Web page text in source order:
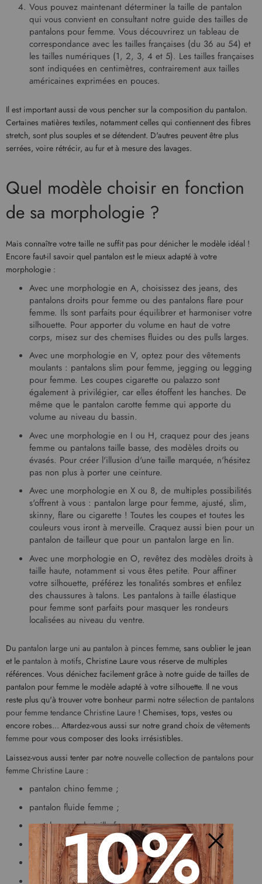
Vous pouvez maintenant déterminer la taille de pantalon
qui vous convient en consultant notre guide des tailles de
pantalons pour femme. Vous découvrirez un tableau de
correspondance avec les tailles françaises (du 36 au 54) et
les tailles numériques (1, 2, 3, 4 et 5). Les tailles françaises
sont indiquées en centimètres, contrairement aux tailles
américaines exprimées en pouces.
Il est important aussi de vous pencher sur la composition du pantalon.
Certaines matières textiles, notamment celles qui contiennent des fibres
stretch, sont plus souples et se détendent. D'autres peuvent être plus
serrées, voire rétrécir, au fur et à mesure des lavages.
Quel modèle choisir en fonction
de sa morphologie ?
Mais connaître votre taille ne suffit pas pour dénicher le modèle idéal !
Encore faut-il savoir quel pantalon est le mieux adapté à votre
morphologie :
Avec une morphologie en A, choisissez des jeans, des
pantalons droits pour femme ou des pantalons flare pour
femme. Ils sont parfaits pour équilibrer et harmoniser votre
silhouette. Pour apporter du volume en haut de votre
corps, misez sur des chemises fluides ou des pulls larges.
Avec une morphologie en V, optez pour des vêtements
moulants : pantalons slim pour femme, jegging ou legging
pour femme. Les coupes cigarette ou palazzo sont
également à privilégier, car elles étoffent les hanches. De
même que le pantalon carotte femme qui apporte du
volume au niveau du bassin.
Avec une morphologie en I ou H, craquez pour des jeans
femme ou pantalons taille basse, des modèles droits ou
évasés. Pour créer l'illusion d'une taille marquée, n'hésitez
pas non plus à porter une ceinture.
Avec une morphologie en X ou 8, de multiples possibilités
s'offrent à vous : pantalon large pour femme, ajusté, slim,
skinny, flare ou cigarette ! Toutes les coupes et toutes les
couleurs vous iront à merveille. Craquez aussi bien pour un
pantalon de tailleur que pour un pantalon large en lin.
Avec une morphologie en O, revêtez des modèles droits à
taille haute, notamment si vous êtes petite. Pour affiner
votre silhouette, préférez les tonalités sombres et enfilez
des chaussures à talons. Les pantalons à taille élastique
pour femme sont parfaits pour masquer les rondeurs
localisées au niveau du ventre.
Du pantalon large uni au pantalon à pinces femme, sans oublier le jean
et le pantalon à motifs, Christine Laure vous réserve de multiples
références. Vous dénichez facilement grâce à notre guide de tailles de
pantalon pour femme le modèle adapté à votre silhouette. Il ne vous
reste plus qu'à trouver votre bonheur parmi notre sélection de pantalons
pour femme tendance Christine Laure ! Chemises, tops, vestes ou
encore robes... Attardez-vous aussi sur notre grand choix de vêtements
femme pour vous composer des looks irrésistibles.
Laissez-vous aussi tenter par notre nouvelle collection de pantalons pour
femme Christine Laure :
pantalon chino femme ;
pantalon fluide femme ;
pantalon grande taille femme;
pantalon large imprimé;
pantalon large cropped ;
pantalon beige pour femme
Fermer
10%